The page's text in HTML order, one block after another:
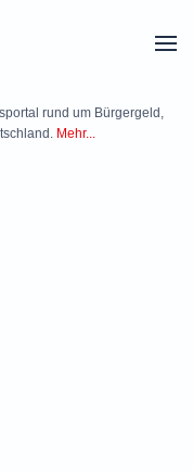
rund um Bürgergeld,
Mehr...